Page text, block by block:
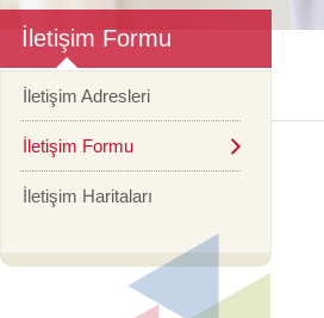
İletişim Formu
İletişim Adresleri
İletişim Formu
İletişim Haritaları